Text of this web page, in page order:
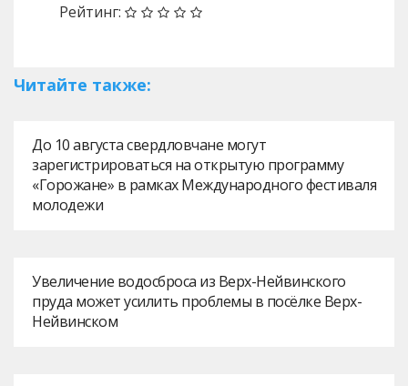
Рейтинг:
Читайте также:
До 10 августа свердловчане могут
зарегистрироваться на открытую программу
«Горожане» в рамках Международного фестиваля
молодежи
Увеличение водосброса из Верх-Нейвинского
пруда может усилить проблемы в посёлке Верх-
Нейвинском